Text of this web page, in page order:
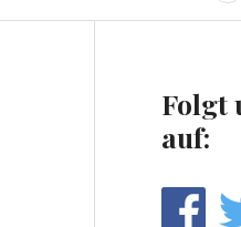
Folgt
auf: